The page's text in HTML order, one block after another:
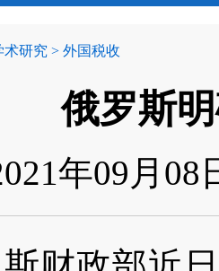
术研究 > 外国税收
俄罗斯
年09月08